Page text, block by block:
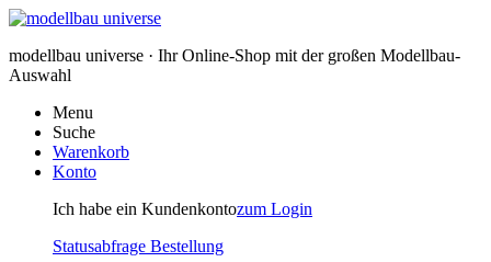
modellbau universe · Ihr Online-Shop mit der großen Modellbau-
Auswahl
Menu
Suche
Warenkorb
Konto
Ich habe ein Kundenkontozum Login
Statusabfrage Bestellung